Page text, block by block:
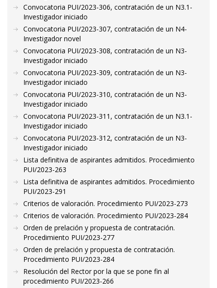
Convocatoria PUI/2023-306, contratación de un N3.1-
Investigador iniciado
Convocatoria PUI/2023-307, contratación de un N4-
Investigador novel
Convocatoria PUI/2023-308, contratación de un N3-
Investigador iniciado
Convocatoria PUI/2023-309, contratación de un N3-
Investigador iniciado
Convocatoria PUI/2023-310, contratación de un N3-
Investigador iniciado
Convocatoria PUI/2023-311, contratación de un N3.1-
Investigador iniciado
Convocatoria PUI/2023-312, contratación de un N3-
Investigador iniciado
Lista definitiva de aspirantes admitidos. Procedimiento
PUI/2023-263
Lista definitiva de aspirantes admitidos. Procedimiento
PUI/2023-291
Criterios de valoración. Procedimiento PUI/2023-273
Criterios de valoración. Procedimiento PUI/2023-284
Orden de prelación y propuesta de contratación.
Procedimiento PUI/2023-277
Orden de prelación y propuesta de contratación.
Procedimiento PUI/2023-284
Resolución del Rector por la que se pone fin al
procedimiento PUI/2023-266